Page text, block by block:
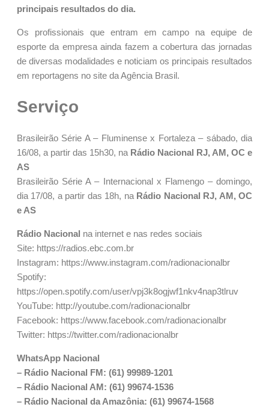
principais resultados do dia.
Os profissionais que entram em campo na equipe de
esporte da empresa ainda fazem a cobertura das jornadas
de diversas modalidades e noticiam os principais resultados
em reportagens no site da Agência Brasil.
Serviço
Brasileirão Série A – Fluminense x Fortaleza – sábado, dia
16/08, a partir das 15h30, na Rádio Nacional RJ, AM, OC e
AS
Brasileirão Série A – Internacional x Flamengo – domingo,
dia 17/08, a partir das 18h, na Rádio Nacional RJ, AM, OC
e AS
Rádio Nacional na internet e nas redes sociais
Site: https://radios.ebc.com.br
Instagram: https://www.instagram.com/radionacionalbr
Spotify:
https://open.spotify.com/user/vpj3k8ogjwf1nkv4nap3tlruv
YouTube: http://youtube.com/radionacionalbr
Facebook: https://www.facebook.com/radionacionalbr
Twitter: https://twitter.com/radionacionalbr
WhatsApp Nacional
– Rádio Nacional FM: (61) 99989-1201
– Rádio Nacional AM: (61) 99674-1536
– Rádio Nacional da Amazônia: (61) 99674-1568